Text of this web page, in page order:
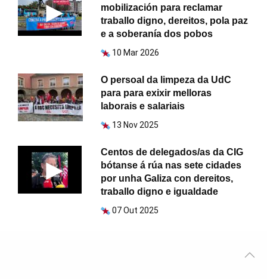
mobilización para reclamar
traballo digno, dereitos, pola paz
e a soberanía dos pobos
10 Mar 2026
O persoal da limpeza da UdC
para para exixir melloras
laborais e salariais
13 Nov 2025
Centos de delegados/as da CIG
bótanse á rúa nas sete cidades
por unha Galiza con dereitos,
traballo digno e igualdade
07 Out 2025